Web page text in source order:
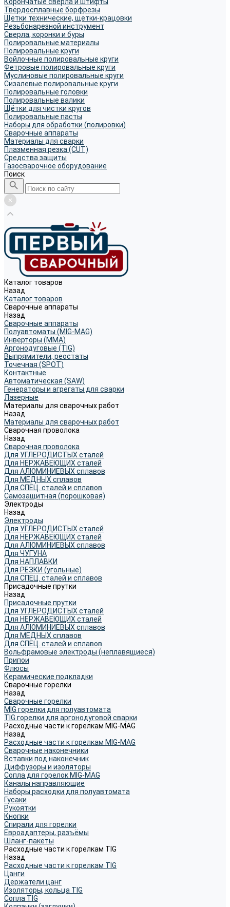
Твёрдосплавные борфрезы
Щетки технические, щетки-крацовки
Резьбонарезной инструмент
Сверла, коронки и буры
Полировальные материалы
Полировальные круги
Войлочные полировальные круги
Фетровые полировальные круги
Муслиновые полировальные круги
Cизалевые полировальные круги
Полировальные головки
Полировальные валики
Щётки для чистки кругов
Полировальные пасты
Наборы для обработки (полировки)
Сварочные аппараты
Материалы для сварки
Плазменная резка (CUT)
Средства защиты
Газосварочное оборудование
Поиск
Каталог товаров
Назад
Каталог товаров
Сварочные аппараты
Назад
Сварочные аппараты
Полуавтоматы (MIG-MAG)
Инверторы (MMA)
Аргонодуговые (TIG)
Выпрямители, реостаты
Точечная (SPOT)
Контактные
Автоматическая (SAW)
Генераторы и агрегаты для сварки
Лазерные
Материалы для сварочных работ
Назад
Материалы для сварочных работ
Сварочная проволока
Назад
Сварочная проволока
Для УГЛЕРОДИСТЫХ сталей
Для НЕРЖАВЕЮЩИХ сталей
Для АЛЮМИНИЕВЫХ сплавов
Для МЕДНЫХ сплавов
Для СПЕЦ. сталей и сплавов
Самозащитная (порошковая)
Электроды
Назад
Электроды
Для УГЛЕРОДИСТЫХ сталей
Для НЕРЖАВЕЮЩИХ сталей
Для АЛЮМИНИЕВЫХ сплавов
Для ЧУГУНА
Для НАПЛАВКИ
Для РЕЗКИ (угольные)
Для СПЕЦ. сталей и сплавов
Присадочные прутки
Назад
Присадочные прутки
Для УГЛЕРОДИСТЫХ сталей
Для НЕРЖАВЕЮЩИХ сталей
Для АЛЮМИНИЕВЫХ сплавов
Для МЕДНЫХ сплавов
Для СПЕЦ. сталей и сплавов
Вольфрамовые электроды (неплавящиеся)
Припои
Флюсы
Керамические подкладки
Сварочные горелки
Назад
Сварочные горелки
MIG горелки для полуавтомата
TIG горелки для аргонодуговой сварки
Расходные части к горелкам MIG-MAG
Назад
Расходные части к горелкам MIG-MAG
Сварочные наконечники
Вставки под наконечник
Диффузоры и изоляторы
Сопла для горелок MIG-MAG
Каналы направляющие
Наборы расходки для полуавтомата
Гусаки
Рукоятки
Кнопки
Спирали для горелки
Евроадаптеры, разъёмы
Шланг-пакеты
Расходные части к горелкам TIG
Назад
Расходные части к горелкам TIG
Цанги
Держатели цанг
Изоляторы, кольца TIG
Сопла TIG